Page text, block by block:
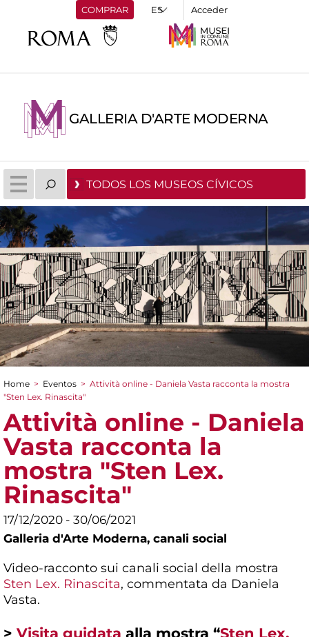
COMPRAR Acceder
GALLERIA D'ARTE MODERNA
TODOS LOS MUSEOS CÍVICOS
You are here
Home > Eventos > Attività online - Daniela Vasta racconta la mostra
"Sten Lex. Rinascita"
Attività online - Daniela
Vasta racconta la
mostra "Sten Lex.
Rinascita"
17/12/2020 - 30/06/2021
Galleria d'Arte Moderna, canali social
Video-racconto sui canali social della mostra
Sten Lex. Rinascita, commentata da Daniela
Vasta.
> Visita guidata alla mostra “Sten Lex.